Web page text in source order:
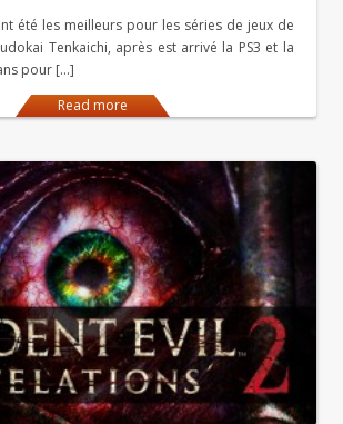
été les meilleurs pour les séries de jeux de
Tenkaichi, après est arrivé la PS3 et la
pour […]
Read more